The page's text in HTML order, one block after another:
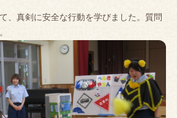
、真剣に安全な行動を学びました。質問